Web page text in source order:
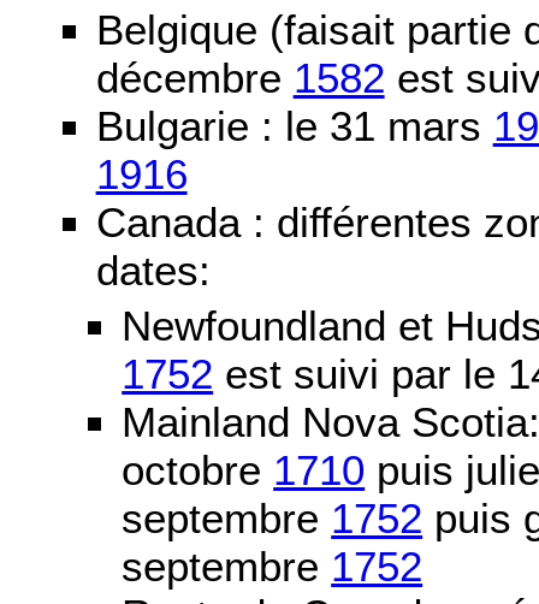
Belgique (faisait partie
décembre 1582 est
Bulgarie : le 31 mars
1916
Canada : différentes
dates:
Newfoundland et
1752 est suivi par le
Mainland Nova
octobre 1710 puis
septembre 1752 puis
septembre 1752